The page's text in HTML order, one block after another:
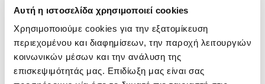
Αυτή η ιστοσελίδα χρησιμοποιεί cookies
Χρησιμοποιούμε cookies για την εξατομίκευση
περιεχομένου και διαφημίσεων, την παροχή λειτουργιών
κοινωνικών μέσων και την ανάλυση της
επισκεψιμότητάς μας. Επιδίωξη μας είναι σας
(0)
ΔΟΚΙΜΙΟ ΓΙΑ ΤΟ ΚΟΙΝΩΝΙΚΟ
ΕΙΝΑΙ
ΒΑΣΙΛΟΠΟΥΛΟΣ Π.
ΠΕΡΙΚΛΗΣ
ΣΥΝΟΜΙΛΙΕΣ ΜΕ ΤΟΝ ΕΑΥΤΟ
ΒΑΣΙΛΟΠΟΥΛΟΣ Π.
ΠΕΡΙΚΛΗΣ
Κωδ. Πολιτείας:3555-0123